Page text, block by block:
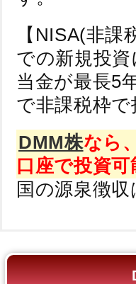
【NISA(非
での新規投
当金が最長5
で非課税枠
DMM株なら
口座で投資可
国の源泉徴